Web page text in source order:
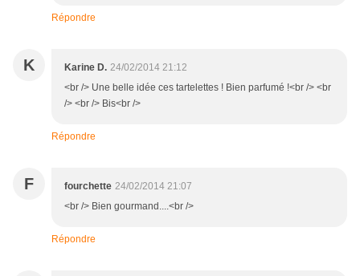
Répondre
K Karine D. 24/02/2014 21:12
<br /> Une belle idée ces tartelettes ! Bien parfumé !<br /> <br
/> <br /> Bis<br />
Répondre
F fourchette 24/02/2014 21:07
<br /> Bien gourmand....<br />
Répondre